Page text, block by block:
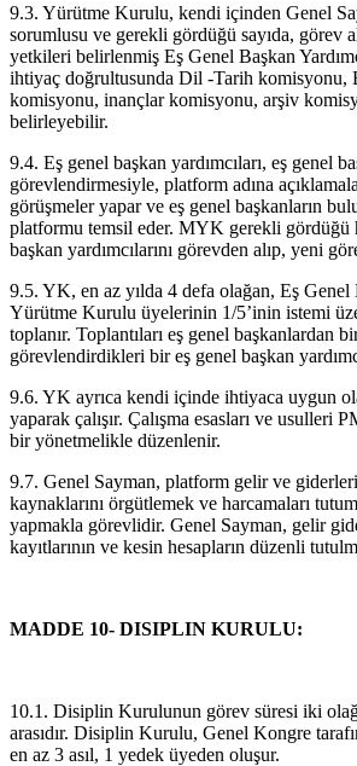
9.3. Yürütme Kurulu, kendi içinden Genel
sorumlusu ve gerekli gördüğü sayıda, görev
yetkileri belirlenmiş Eş Genel Başkan
ihtiyaç doğrultusunda Dil -Tarih komisyonu,
komisyonu, inançlar komisyonu, arşiv
belirleyebilir.
9.4. Eş genel başkan yardımcıları, eş genel
görevlendirmesiyle, platform adına
görüşmeler yapar ve eş genel başkanların
platformu temsil eder. MYK gerekli gördüğü
başkan yardımcılarını görevden alıp, yeni
9.5. YK, en az yılda 4 defa olağan, Eş Genel
Yürütme Kurulu üyelerinin 1/5’inin istemi
toplanır. Toplantıları eş genel başkanlardan
görevlendirdikleri bir eş genel başkan
9.6. YK ayrıca kendi içinde ihtiyaca uygun
yaparak çalışır. Çalışma esasları ve usulleri
bir yönetmelikle düzenlenir.
9.7. Genel Sayman, platform gelir ve
kaynaklarını örgütlemek ve harcamaları
yapmakla görevlidir. Genel Sayman, gelir
kayıtlarının ve kesin hesapların düzenli
MADDE 10- DISIPLIN KURULU:
10.1. Disiplin Kurulunun görev süresi iki
arasıdır. Disiplin Kurulu, Genel Kongre
en az 3 asıl, 1 yedek üyeden oluşur.